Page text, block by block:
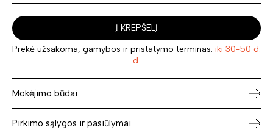
Į KREPŠELĮ
Prekė užsakoma, gamybos ir pristatymo terminas: iki 30-50 d.
d.
Mokėjimo būdai
Pirkimo sąlygos ir pasiūlymai